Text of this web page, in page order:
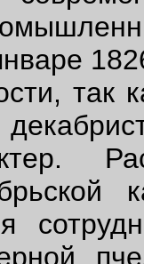
так